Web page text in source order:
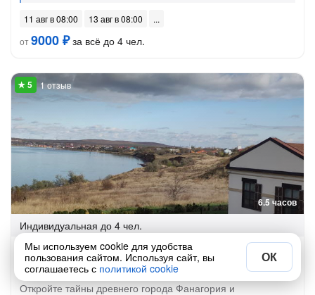
11 авг в 08:00
13 авг в 08:00
от9000 ₽за всё до 4 чел.
6.5 часов
1 отзыв
Индивидуальная до 4 чел.
Музей заповедник Фанагория и Винодельня
Эстет Голубицкая
Откройте тайны древнего города Фанагория и
Мы используем cookie для удобства
пользования сайтом. Используя сайт, вы
соглашаетесь с политикой cookie
ОК